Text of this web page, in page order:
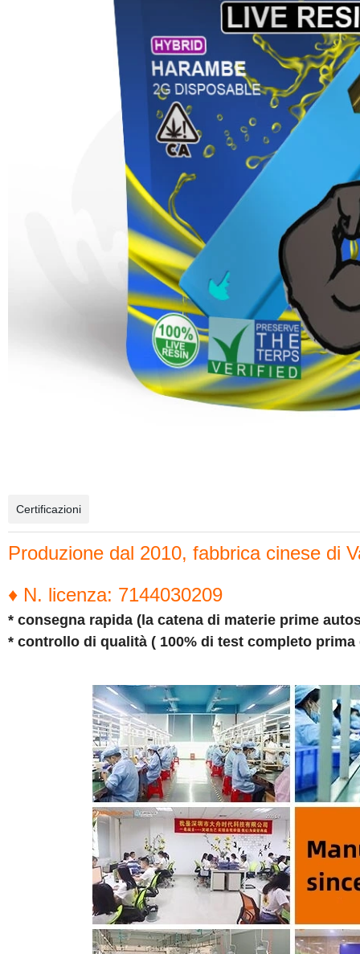
Certificazioni
Produzione dal 2010, fabbrica cinese di
♦ N. licenza: 7144030209
* consegna rapida (la catena di materie prime
* controllo di qualità ( 100% di test completo